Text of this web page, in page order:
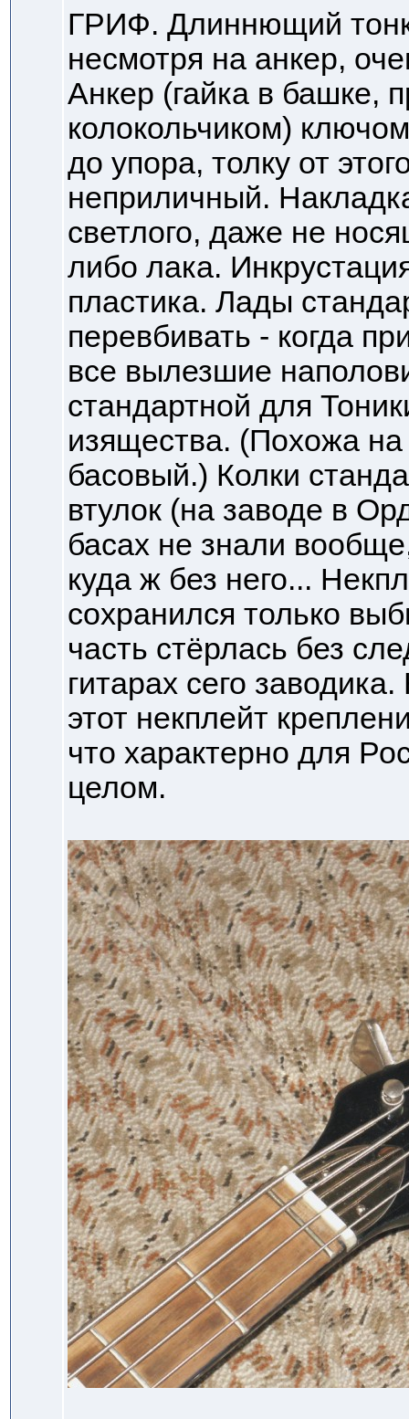
ГРИФ. Длиннющий
несмотря на анкер,
Анкер (гайка в башке,
колокольчиком)
до упора, толку от
неприличный.
светлого, даже не
либо лака.
пластика. Лады
перевбивать - когда
все вылезшие
стандартной для
изящества. (Похожа
басовый.) Колки
втулок (на заводе в
басах не знали
куда ж без него...
сохранился только
часть стёрлась без
гитарах сего
этот некплейт
что характерно для
целом.